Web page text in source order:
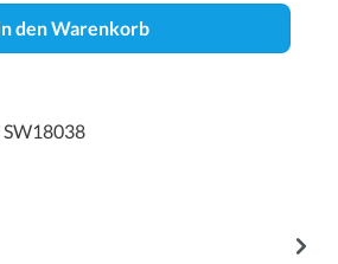
den Warenkorb
SW18038